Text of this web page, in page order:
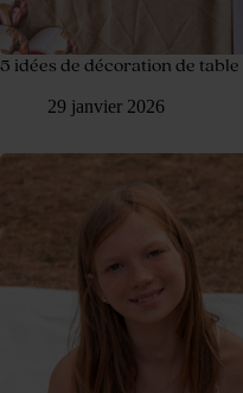
5 idées de décoration de
29 janvier 2026